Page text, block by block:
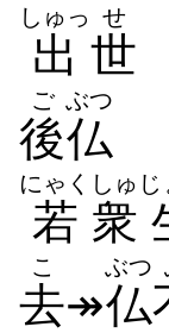
出
しゅっ
世
せ
後
ご
仏
ぶつ
若
にゃく
衆
しゅ じ
去
こ
↠仏
ぶつ